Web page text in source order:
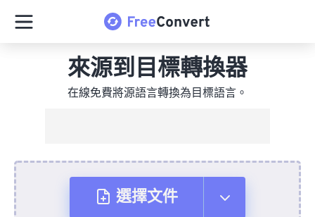
來源到目標轉換器
在線免費將源語言轉換為目標語言。
選擇文件